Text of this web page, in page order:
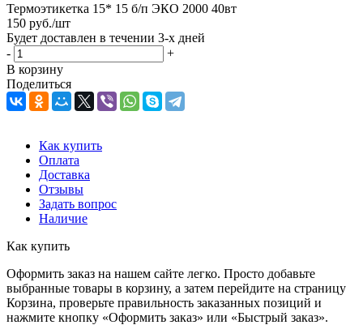
Термоэтикетка 15* 15 б/п ЭКО 2000 40вт
150 руб./шт
Будет доставлен в течении 3-х дней
-
+
В корзину
Поделиться
Как купить
Оплата
Доставка
Отзывы
Задать вопрос
Наличие
Как купить
Оформить заказ на нашем сайте легко. Просто добавьте
выбранные товары в корзину, а затем перейдите на страницу
Корзина, проверьте правильность заказанных позиций и
нажмите кнопку «Оформить заказ» или «Быстрый заказ».